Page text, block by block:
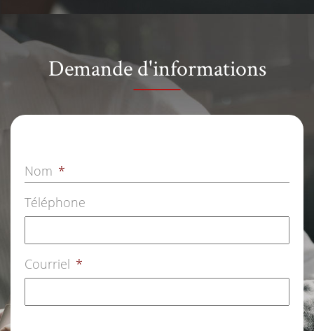
Demande d'informations
Nom *
Téléphone
Courriel *